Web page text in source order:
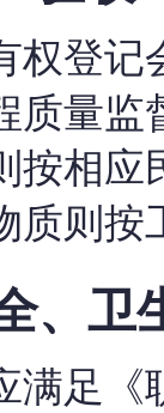
权登
质量
按相
质则
、卫
满足